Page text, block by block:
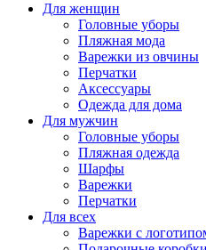
Для женщин
Головные уборы
Пляжная мода
Варежки из овчины
Перчатки
Аксессуары
Одежда для дома
Для мужчин
Головные уборы
Пляжная одежда
Шарфы
Варежки
Перчатки
Для всех
Варежки с